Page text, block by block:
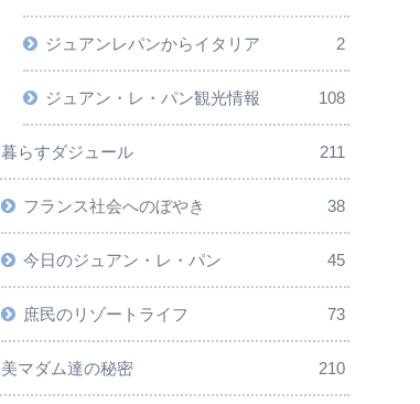
ジュアンレパンからイタリア 2
ジュアン・レ・パン観光情報 108
暮らすダジュール 211
フランス社会へのぼやき 38
今日のジュアン・レ・パン 45
庶民のリゾートライフ 73
美マダム達の秘密 210